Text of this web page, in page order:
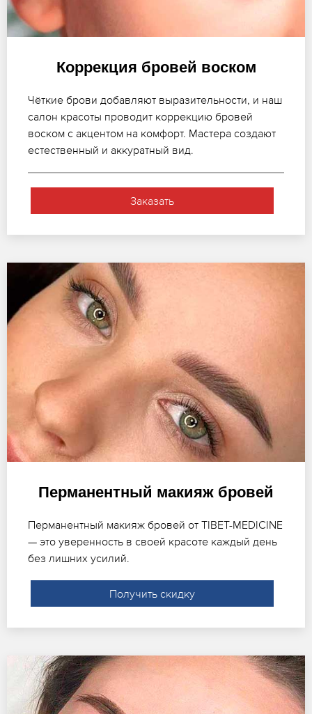
Коррекция бровей воском
Чёткие брови добавляют выразительности, и наш
салон красоты проводит коррекцию бровей
воском с акцентом на комфорт. Мастера создают
естественный и аккуратный вид.
Заказать
Перманентный макияж бровей
Перманентный макияж бровей от TIBET-MEDICINE
— это уверенность в своей красоте каждый день
без лишних усилий.
Получить скидку